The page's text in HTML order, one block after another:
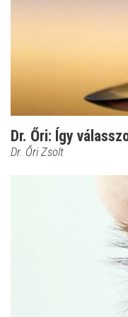
Dr. Őri: Így
Dr. Őri Zsolt